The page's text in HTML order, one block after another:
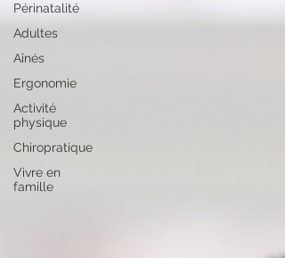
Périnatalité
Adultes
Aînés
Ergonomie
Activité
physique
Chiropratique
Vivre en
famille